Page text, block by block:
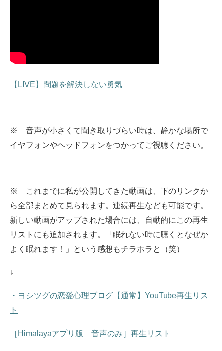
【LIVE】問題を解決しない勇気
※ 音声が小さくて聞き取りづらい時は、静かな場所で
イヤフォンやヘッドフォンをつかってご視聴ください。
※ これまでに私が公開してきた動画は、下のリンクか
ら全部まとめて見られます。 連続再生なども可能です。
新しい動画がアップされた場合には、自動的にこの再生
リストにも追加されます。
「眠れない時に聴くとなぜか
よく眠れます！」という感想もチラホラと（笑）
↓
・ヨシツグの恋愛心理ブログ【通常】YouTube再生リス
ト
［Himalayaアプリ版 音声のみ］再生リスト